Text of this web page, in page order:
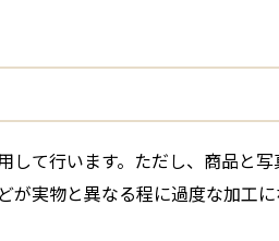
て行います。ただし、商品と
実物と異なる程に過度な加工に